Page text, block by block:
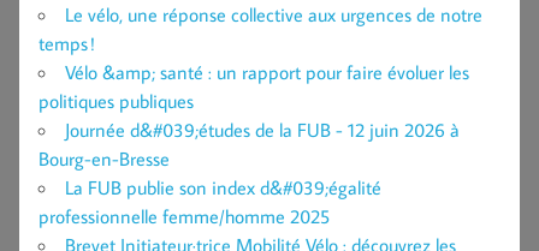
Le vélo, une réponse collective aux urgences de notre
temps !
Vélo &amp; santé : un rapport pour faire évoluer les
politiques publiques
Journée d&#039;études de la FUB - 12 juin 2026 à
Bourg-en-Bresse
La FUB publie son index d&#039;égalité
professionnelle femme/homme 2025
Brevet Initiateur·trice Mobilité Vélo : découvrez les